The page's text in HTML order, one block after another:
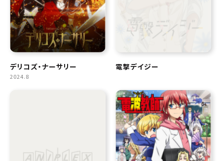
デリコズ・ナーサリー
2024.8
電撃デイジー